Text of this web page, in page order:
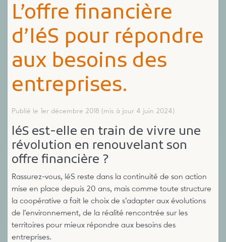
L’offre financière
d’IéS pour répondre
aux besoins des
entreprises.
Publié le 1er décembre 2018 (mis à jour 4 juin 2024)
léS est-elle en train de vivre une
révolution en renouvelant son
offre financière ?
Rassurez-vous, léS reste dans la continuité de son action
mise en place depuis 20 ans, mais comme toute structure
la coopérative a fait le choix de s’adapter aux évolutions
de l’environnement, de la réalité rencontrée sur les
territoires pour mieux répondre aux besoins des
entreprises.